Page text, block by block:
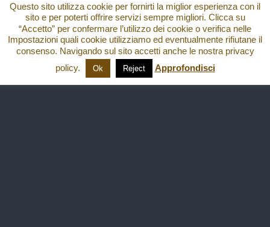
Questo sito utilizza cookie per fornirti la miglior esperienza con il
sito e per poterti offrire servizi sempre migliori. Clicca su
“Accetto” per confermare l’utilizzo dei cookie o verifica nelle
Impostazioni quali cookie utilizziamo ed eventualmente rifiutane il
consenso. Navigando sul sito accetti anche le nostra privacy
policy.
Ok Reject Approfondisci